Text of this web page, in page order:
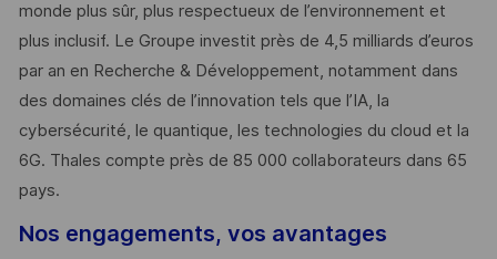
monde plus sûr, plus respectueux de l’environnement et
plus inclusif. Le Groupe investit près de 4,5 milliards d’euros
par an en Recherche & Développement, notamment dans
des domaines clés de l’innovation tels que l’IA, la
cybersécurité, le quantique, les technologies du cloud et la
6G. Thales compte près de 85 000 collaborateurs dans 65
pays. ​
Nos engagements, vos avantages